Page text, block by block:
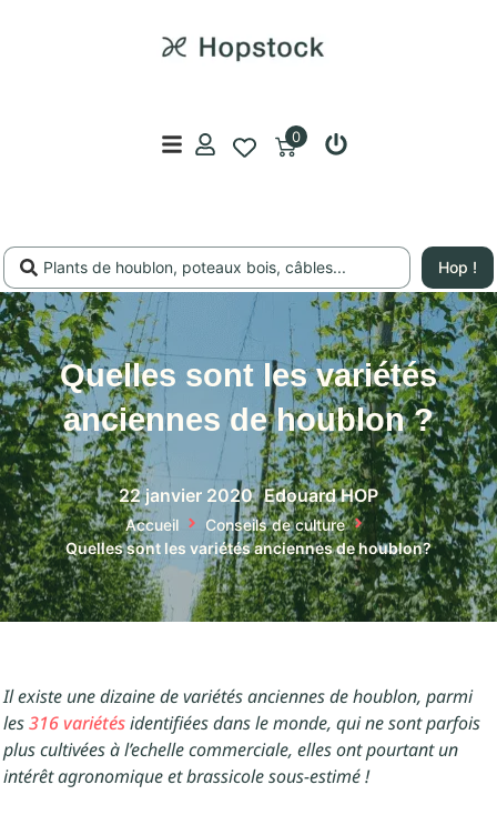
0
Hop !
Quelles sont les variétés
anciennes de houblon ?
22 janvier 2020 Edouard HOP
Accueil
Conseils de culture
Quelles sont les variétés anciennes de houblon?
Il existe une dizaine de variétés anciennes de houblon, parmi
les316 variétésidentifiées dans le monde, qui ne sont parfois
plus cultivées à l’echelle commerciale, elles ont pourtant un
intérêt agronomique et brassicole sous-estimé !